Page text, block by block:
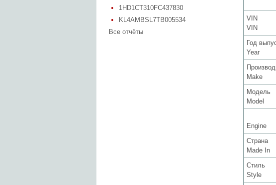
1HD1CT310FC437830
KL4AMBSL7TB005534
Все отчёты
VIN
VIN
Год
Year
Make
Модель
Model
Engine
Страна
Made In
Стиль
Style